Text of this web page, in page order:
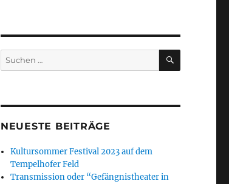
Suchen
nach:
SUCHEN
NEUESTE BEITRÄGE
Kultursommer Festival 2023 auf dem
Tempelhofer Feld
Transmission oder “Gefängnistheater in